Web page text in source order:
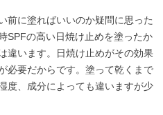
前に塗ればいいのか疑問に思った
SPFの高い日焼け止めを塗ったか
違います。日焼け止めがその効果
必要だからです。塗って乾くまで
度、成分によっても違いますが少